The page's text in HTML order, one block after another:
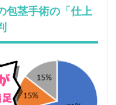
包茎手術の「仕上